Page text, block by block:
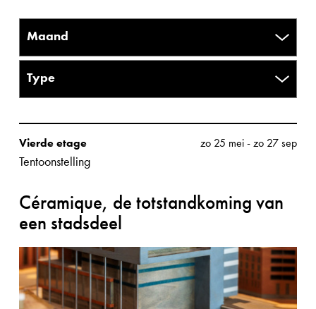
Vierde etage
Tentoonstelling
zo 25 mei-zo 27 sep
Céramique, de totstandkoming van
een stadsdeel